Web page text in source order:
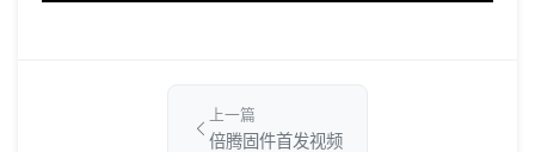
上一篇
倍腾固件首发视频